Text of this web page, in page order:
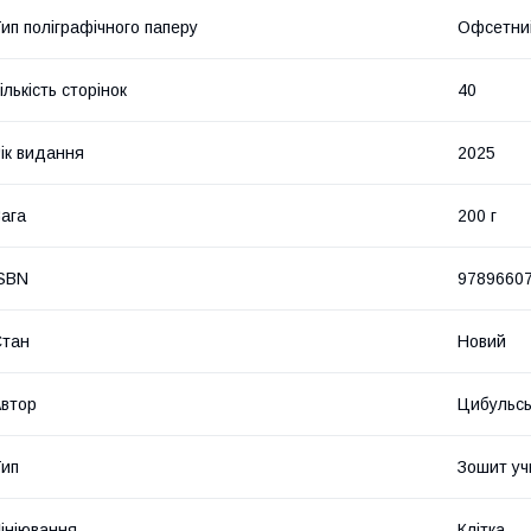
поліграфічного паперу
сторінок 40
видання 2025
200 г
Новий
Зошит